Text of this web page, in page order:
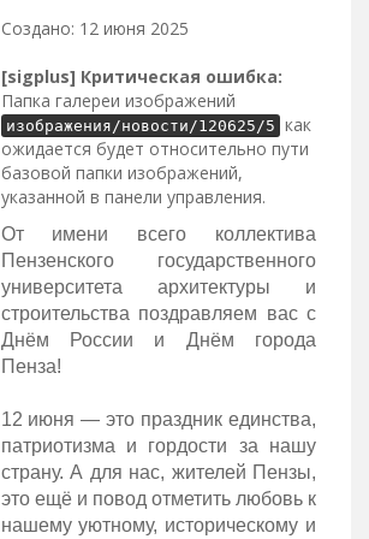
Создано: 12 июня 2025
[sigplus] Критическая ошибка:
Папка галереи изображений
изображения/новости/120625/5 как
ожидается будет относительно пути
базовой папки изображений,
указанной в панели управления.
От имени всего коллектива
Пензенского государственного
университета архитектуры и
строительства поздравляем вас с
Днём России и Днём города
Пенза!
12 июня — это праздник единства,
патриотизма и гордости за нашу
страну. А для нас, жителей Пензы,
это ещё и повод отметить любовь к
нашему уютному, историческому и